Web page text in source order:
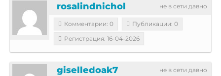
не в сети давно
rosalindnichol
Комментарии: 0
Публикации: 0
Регистрация: 16-04-2026
не в сети давно
giselledoak7